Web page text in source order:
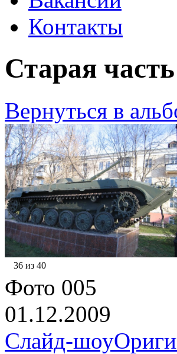
Контакты
Старая
Вернуться в
36 из 40
Фото 005
01.12.2009
Слайд-шоу